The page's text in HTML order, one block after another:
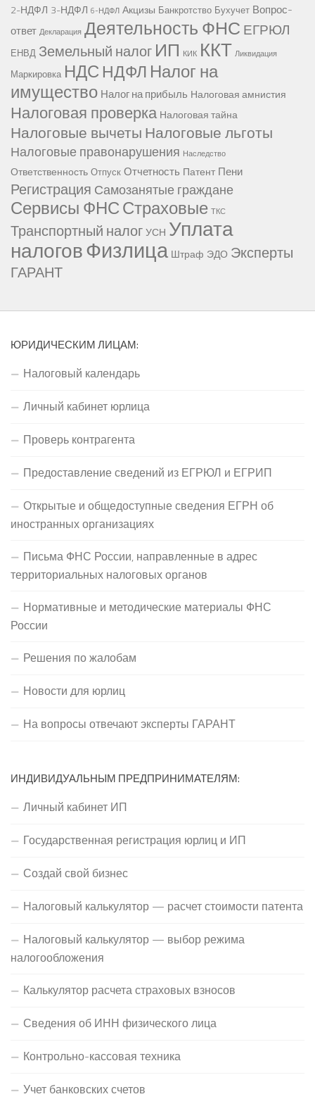
2-НДФЛ 3-НДФЛ 6-НДФЛ Акцизы Банкротство Бухучет Вопрос-
ответ Декларация Деятельность ФНС ЕГРЮЛ
ЕНВД Земельный налог ИП КИК ККТ Ликвидация
Маркировка НДС НДФЛ Налог на
имущество Налог на прибыль Налоговая амнистия
Налоговая проверка Налоговая тайна
Налоговые вычетыНалоговые льготы
Налоговые правонарушения Наследство
Ответственность Отпуск Отчетность Патент Пени
Регистрация Самозанятые граждане
Сервисы ФНССтраховые ТКС
Транспортный налогУСН Уплата
налоговФизлица Штраф ЭДО Эксперты
ГАРАНТ
ЮРИДИЧЕСКИМ ЛИЦАМ:
Налоговый календарь
Личный кабинет юрлица
Проверь контрагента
Предоставление сведений из ЕГРЮЛ и ЕГРИП
Открытые и общедоступные сведения ЕГРН об
иностранных организациях
Письма ФНС России, направленные в адрес
территориальных налоговых органов
Нормативные и методические материалы ФНС
России
Решения по жалобам
Новости для юрлиц
На вопросы отвечают эксперты ГАРАНТ
ИНДИВИДУАЛЬНЫМ ПРЕДПРИНИМАТЕЛЯМ:
Личный кабинет ИП
Государственная регистрация юрлиц и ИП
Создай свой бизнес
Налоговый калькулятор — расчет стоимости патента
Налоговый калькулятор — выбор режима
налогообложения
Калькулятор расчета страховых взносов
Сведения об ИНН физического лица
Контрольно-кассовая техника
Учет банковских счетов